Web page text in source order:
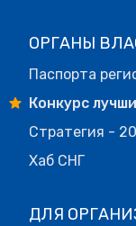
ОРГАНЫ
Паспорта
Конкурс
Стратегия -
Хаб СНГ
ДЛЯ